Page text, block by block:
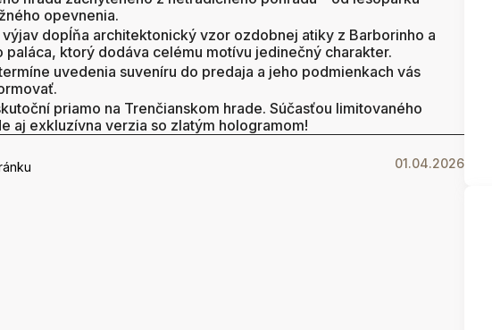
opevnenia.
výjav dopĺňa architektonický vzor ozdobnej atiky z Barborinho a
paláca, ktorý dodáva celému motívu jedinečný charakter.
uvedenia suveníru do predaja a jeho podmienkach vás
priamo na Trenčianskom hrade. Súčasťou limitovaného
aj exkluzívna verzia so zlatým hologramom!
01.04.2026